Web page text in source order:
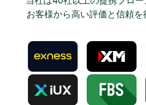
お客様から高い評価と信頼を